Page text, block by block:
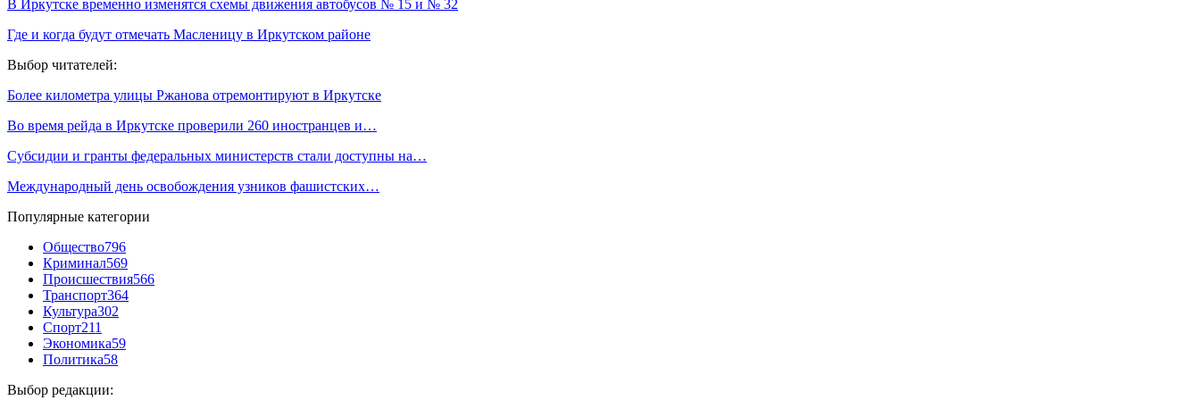
В Иркутске временно изменятся схемы движения автобусов № 15 и № 32
Где и когда будут отмечать Масленицу в Иркутском районе
Выбор читателей:
Более километра улицы Ржанова отремонтируют в Иркутске
Во время рейда в Иркутске проверили 260 иностранцев и…
Субсидии и гранты федеральных министерств стали доступны на…
Международный день освобождения узников фашистских…
Популярные категории
Общество796
Криминал569
Происшествия566
Транспорт364
Культура302
Спорт211
Экономика59
Политика58
Выбор редакции: